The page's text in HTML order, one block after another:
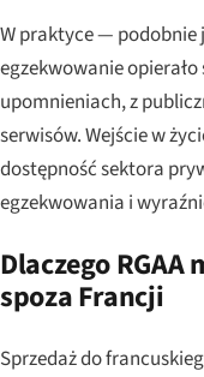
W praktyce — podobnie
egzekwowanie
upomnieniach, z
serwisów. Wejście w
dostępność sektora
egzekwowania i
Dlaczego
spoza Francji
Sprzedaż do